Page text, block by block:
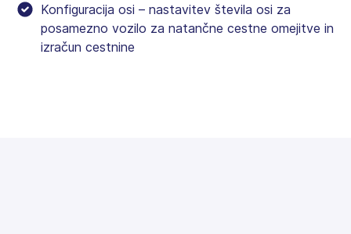
Konfiguracija osi – nastavitev števila osi za
posamezno vozilo za natančne cestne omejitve in
izračun cestnine